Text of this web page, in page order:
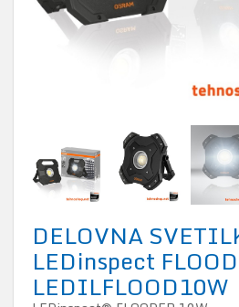
DELOVNA
LEDinspect
LEDILFLOOD10W